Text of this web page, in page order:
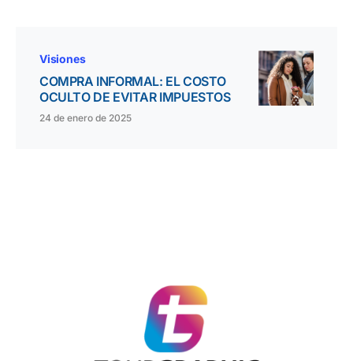
Visiones
COMPRA INFORMAL: EL COSTO
OCULTO DE EVITAR IMPUESTOS
24 de enero de 2025